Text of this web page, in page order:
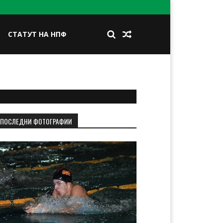
СТАТУТ НА НПФ
ПОСЛЕДНИ ФОТОГРАФИИ